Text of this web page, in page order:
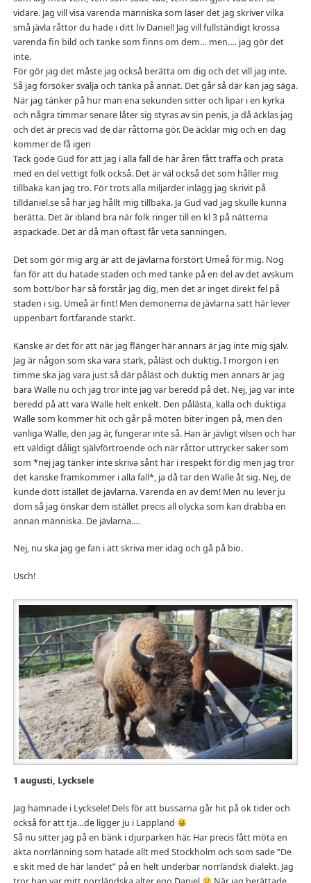
vidare. Jag vill visa varenda människa som läser det jag skriver vilka
små jävla råttor du hade i ditt liv Daniel! Jag vill fullständigt krossa
varenda fin bild och tanke som finns om dem… men…. jag gör det
inte.
För gör jag det måste jag också berätta om dig och det vill jag inte.
Så jag försöker svälja och tänka på annat. Det går så där kan jag säga.
När jag tänker på hur man ena sekunden sitter och lipar i en kyrka
och några timmar senare låter sig styras av sin penis, ja då äcklas jag
och det är precis vad de där råttorna gör. De äcklar mig och en dag
kommer de få igen
Tack gode Gud för att jag i alla fall de här åren fått träffa och prata
med en del vettigt folk också. Det är väl också det som håller mig
tillbaka kan jag tro. För trots alla miljarder inlägg jag skrivit på
tilldaniel.se så har jag hållt mig tillbaka. Ja Gud vad jag skulle kunna
berätta. Det är ibland bra när folk ringer till en kl 3 på nätterna
aspackade. Det är då man oftast får veta sanningen.
Det som gör mig arg är att de jävlarna förstört Umeå för mig. Nog
fan för att du hatade staden och med tanke på en del av det avskum
som bott/bor här så förstår jag dig, men det är inget direkt fel på
staden i sig. Umeå är fint! Men demonerna de jävlarna satt här lever
uppenbart fortfarande starkt.
Kanske är det för att när jag flänger här annars är jag inte mig själv.
Jag är någon som ska vara stark, påläst och duktig. I morgon i en
timme ska jag vara just så där påläst och duktig men annars är jag
bara Walle nu och jag tror inte jag var beredd på det. Nej, jag var inte
beredd på att vara Walle helt enkelt. Den pålästa, kalla och duktiga
Walle som kommer hit och går på möten biter ingen på, men den
vanliga Walle, den jag är, fungerar inte så. Han är jävligt vilsen och har
ett väldigt dåligt självförtroende och när råttor uttrycker saker som
som *nej jag tänker inte skriva sånt här i respekt för dig men jag tror
det kanske framkommer i alla fall*, ja då tar den Walle åt sig. Nej, de
kunde dött istället de jävlarna. Varenda en av dem! Men nu lever ju
dom så jag önskar dem istället precis all olycka som kan drabba en
annan människa. De jävlarna….
Nej, nu ska jag ge fan i att skriva mer idag och gå på bio.
Usch!
1 augusti, Lycksele
Jag hamnade i Lycksele! Dels för att bussarna går hit på ok tider och
också för att tja…de ligger ju i Lappland
Så nu sitter jag på en bänk i djurparken här. Har precis fått möta en
äkta norrlänning som hatade allt med Stockholm och som sade ”De
e skit med de här landet” på en helt underbar norrländsk dialekt. Jag